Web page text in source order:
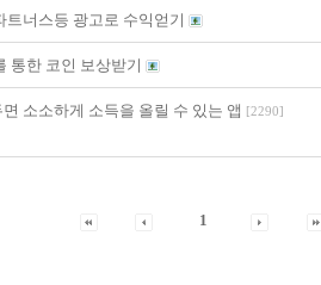
트너스등 광고로 수익얻기
통한 코인 보상받기
소소하게 소득을 올릴 수 있는 앱 [2290]
1